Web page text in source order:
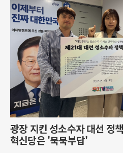
광장 지킨 성소수자 대선 정
혁신당은 '묵묵부답'